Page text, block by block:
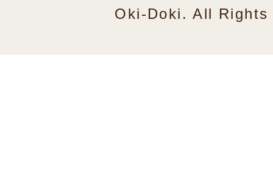
Oki-Doki. All Rights